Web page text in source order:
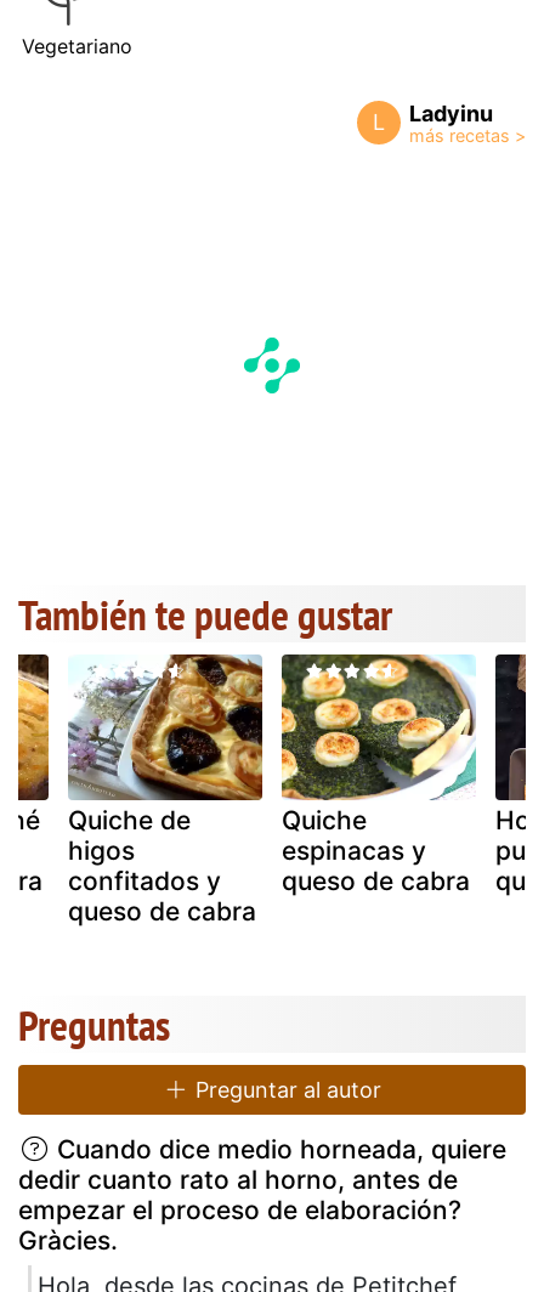
Vegetariano
L Ladyinu
También te puede gustar
Quiche de
higos
confitados y
queso de cabra
Quiche
espinacas y
queso de cabra
Preguntas
Preguntar al autor
Cuando dice medio horneada, quiere
dedir cuanto rato al horno, antes de
empezar el proceso de elaboración?
Gràcies.
Hola, desde las cocinas de Petitchef,